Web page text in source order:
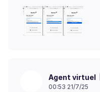
Agent virtuel
00:53 21/7/25